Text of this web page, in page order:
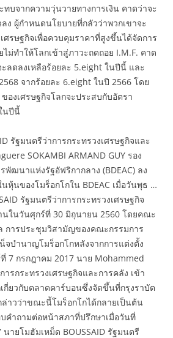
บจากความวุ่นวายทางการเงิน คาดว่าจะ
ง ผู้กำหนดนโยบายที่กลัวว่าพวกเขาจะ
ศรษฐกิจเพื่อควบคุมราคาที่สูงขึ้นได้จัดการ
ม่ทำให้โลกเข้าสู่ภาวะถดถอย I.M.F. คาด
ะลดลงเหลือร้อยละ 5.eight ในปีนี้ และ
จากร้อยละ 6.eight ในปี 2566 โดย
องเศรษฐกิจโลกจะประสบกับอัตรา
นปีนี้
รัฐมนตรีว่าการกระทรวงเศรษฐกิจและ
SOKAMBI ARMAND GUY รอง
พัฒนาแห่งรัฐอัฟริกากลาง (BDEAC) ลง
หุ้นของโมร็อกโกใน BDEAC เมื่อวันพุธ …
รัฐมนตรีว่าการกระทรวงเศรษฐกิจ
นในวันศุกร์ที่ 30 มิถุนายน 2560 โดยคณะ
การประชุมวิสามัญของคณะกรรมการ
จบำนาญโมร็อกโกหลังจากการแต่งตั้ง
7 กรกฎาคม 2017 นาย Mohammed
ารกระทรวงเศรษฐกิจและการคลัง เข้า
กี่ยวกับตลาดคาร์บอนซึ่งจัดขึ้นที่กรุงราบัต
าวว่าขณะนี้โมร็อกโกได้กลายเป็นต้น
คำถามต่อหน้าสภาที่ปรึกษาเมื่อวันที่
ายโมฮัมเหม็ด BOUSSAID รัฐมนตรี